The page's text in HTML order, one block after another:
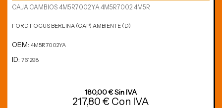
CAJA CAMBIOS 4M5R7002YA 4M5R7002 4M5R
FORD FOCUS BERLINA (CAP) AMBIENTE (D)
OEM: 4M5R7002YA
ID: 761298
180,00 € Sin IVA
217,80 € Con IVA